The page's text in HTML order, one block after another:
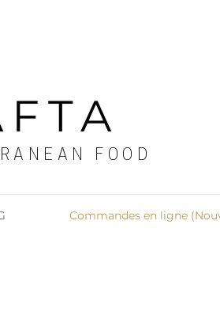
FOOD
Commandes en ligne